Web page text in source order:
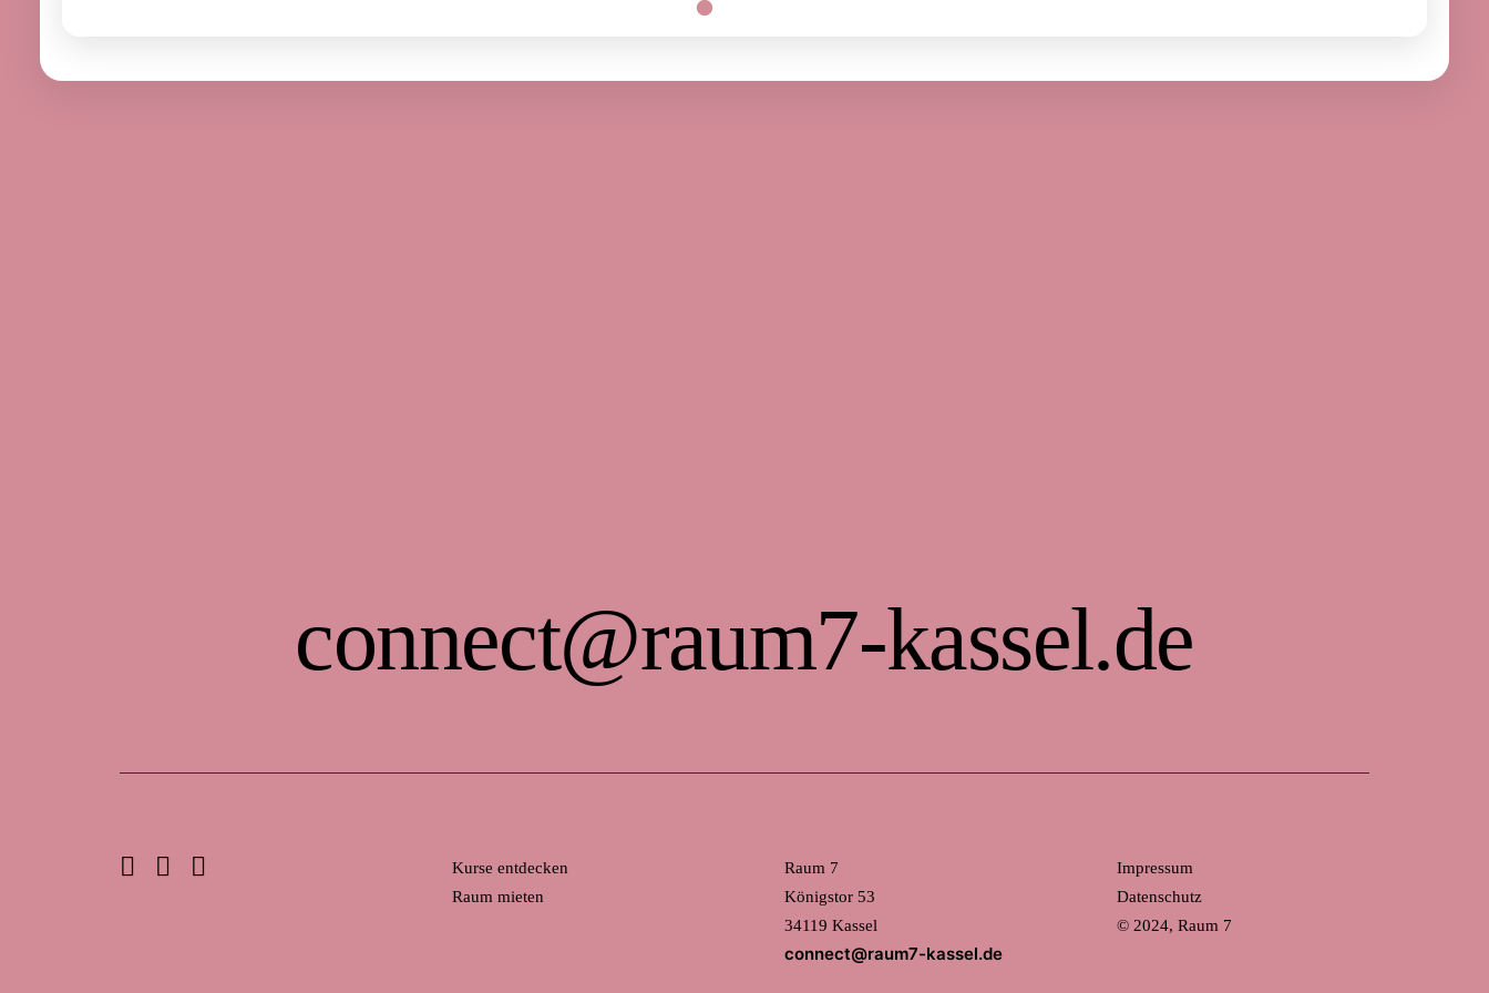
connect@raum7-kassel.de
Kurse entdecken
Raum mieten
Raum 7
Königstor 53
34119 Kassel
connect@raum7-kassel.de
Impressum
Datenschutz
© 2024, Raum 7